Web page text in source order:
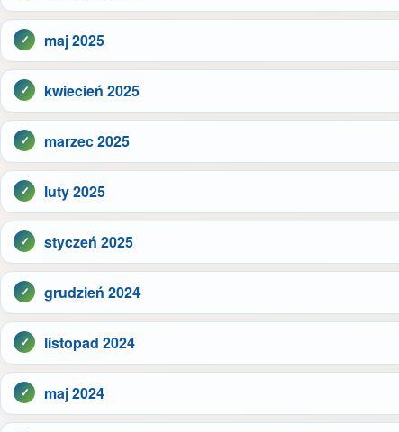
maj 2025
kwiecień 2025
marzec 2025
luty 2025
styczeń 2025
grudzień 2024
listopad 2024
maj 2024